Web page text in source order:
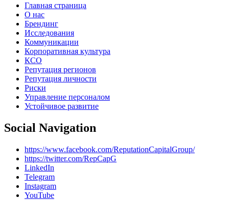
Главная страница
О нас
Брендинг
Исследования
Коммуникации
Корпоративная культура
КСО
Репутация регионов
Репутация личности
Риски
Управление персоналом
Устойчивое развитие
Social Navigation
https://www.facebook.com/ReputationCapitalGroup/
https://twitter.com/RepCapG
LinkedIn
Telegram
Instagram
YouTube